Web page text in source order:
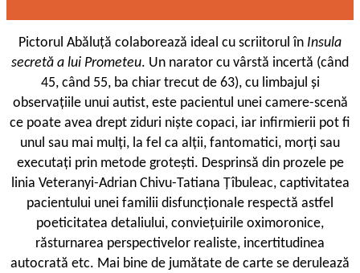
Pictorul Abăluță colaborează ideal cu scriitorul în Insula
secretă a lui Prometeu. Un narator cu vârstă incertă (când
45, când 55, ba chiar trecut de 63), cu limbajul și
observațiile unui autist, este pacientul unei camere-scenă
ce poate avea drept ziduri niște copaci, iar infirmierii pot fi
unul sau mai mulți, la fel ca alții, fantomatici, morți sau
executați prin metode grotești. Desprinsă din prozele pe
linia Veteranyi-Adrian Chivu-Tatiana Țîbuleac, captivitatea
pacientului unei familii disfuncționale respectă astfel
poeticitatea detaliului, conviețuirile oximoronice,
răsturnarea perspectivelor realiste, incertitudinea
autocrată etc. Mai bine de jumătate de carte se derulează